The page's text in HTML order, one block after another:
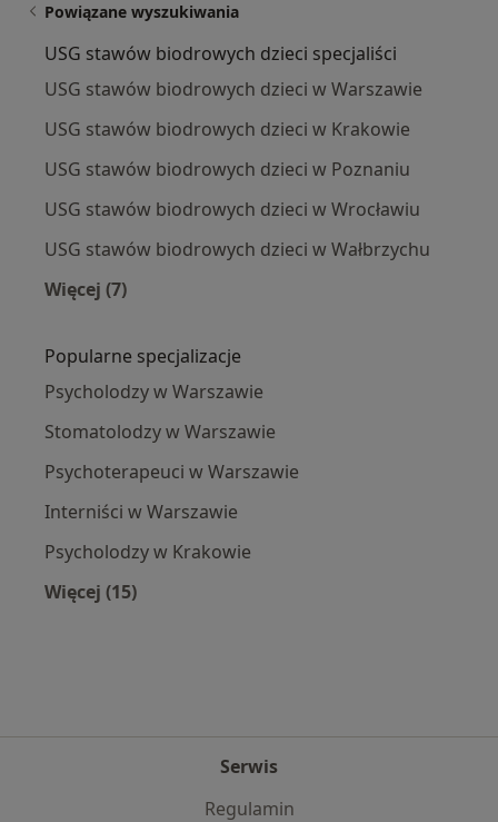
Powiązane wyszukiwania
USG stawów biodrowych dzieci specjaliści
USG stawów biodrowych dzieci w Warszawie
USG stawów biodrowych dzieci w Krakowie
USG stawów biodrowych dzieci w Poznaniu
USG stawów biodrowych dzieci w Wrocławiu
USG stawów biodrowych dzieci w Wałbrzychu
Więcej (7)
Popularne specjalizacje
Psycholodzy w Warszawie
Stomatolodzy w Warszawie
Psychoterapeuci w Warszawie
Interniści w Warszawie
Psycholodzy w Krakowie
Więcej (15)
Serwis
Regulamin